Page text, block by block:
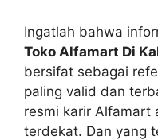
Ingatlah bahwa
Toko Alfamart Di
bersifat sebagai
paling valid dan
resmi karir Alfamart
terdekat. Dan yang